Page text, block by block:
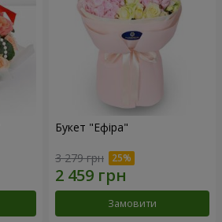
Букет "Ефіра"
3 279 грн
Замовити